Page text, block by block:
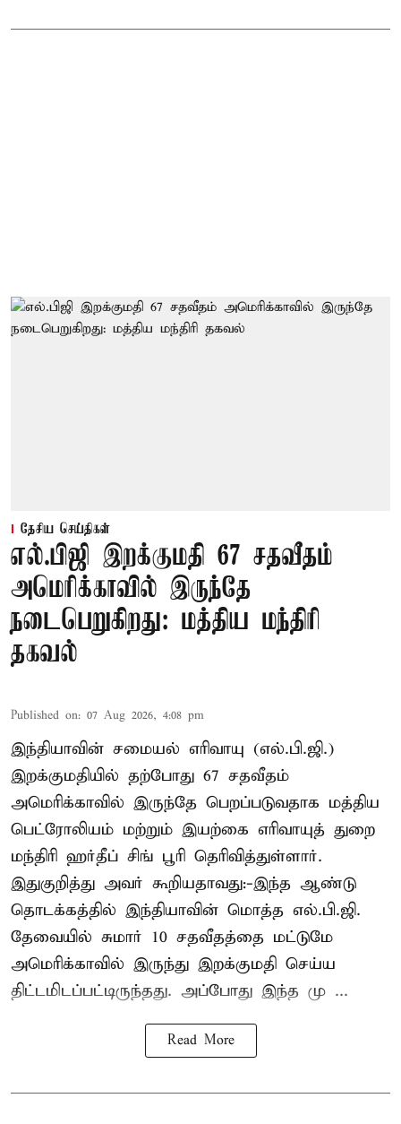
தேசிய செய்திகள்
எல்.பிஜி இறக்குமதி 67 சதவீதம்
அமெரிக்காவில் இருந்தே
நடைபெறுகிறது: மத்திய மந்திரி
தகவல்
Published on: 07 Aug 2026, 4:08 pm
இந்தியாவின் சமையல் எரிவாயு (எல்.பி.ஜி.)
இறக்குமதியில் தற்போது 67 சதவீதம்
அமெரிக்காவில் இருந்தே பெறப்படுவதாக மத்திய
பெட்ரோலியம் மற்றும் இயற்கை எரிவாயுத் துறை
மந்திரி ஹர்தீப் சிங் பூரி தெரிவித்துள்ளார்.
இதுகுறித்து அவர் கூறியதாவது:-இந்த ஆண்டு
தொடக்கத்தில் இந்தியாவின் மொத்த எல்.பி.ஜி.
தேவையில் சுமார் 10 சதவீதத்தை மட்டுமே
அமெரிக்காவில் இருந்து இறக்குமதி செய்ய
திட்டமிடப்பட்டிருந்தது. அப்போது இந்த மு ...
Read More